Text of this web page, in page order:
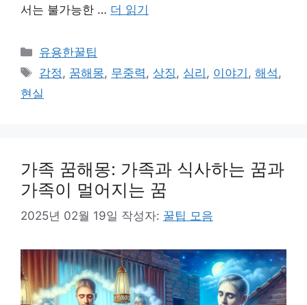
서는 불가능한 … 더 읽기
카
테
고
리
유용한꿀팁
태
그
감정 , 꿈해몽, 무중력 , 상징 , 심리 , 이야기 ,해석 ,
현실
가족 꿈해몽: 가족과 식사하는 꿈과
가족이 멀어지는 꿈
2025년 02월 19일 작성자: 꿀팁 모음